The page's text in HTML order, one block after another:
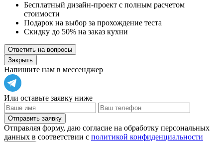
Бесплатный дизайн-проект с полным расчетом
стоимости
Подарок на выбор за прохождение теста
Скидку до 50% на заказ кухни
Ответить на вопросы
Закрыть
Напишите нам в мессенджер
Или оставьте заявку ниже
Отправить заявку
Отправляя форму, даю согласие на обработку персональных
данных в соответствии с политикой конфиденциальности